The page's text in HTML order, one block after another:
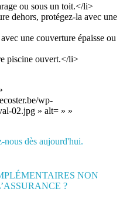
ou sous un toit.</li>
dehors, protégez-la avec une
une couverture épaisse ou
piscine ouvert.</li>
wp-
02.jpg » alt= » »
nous dès aujourd'hui.
NON
?